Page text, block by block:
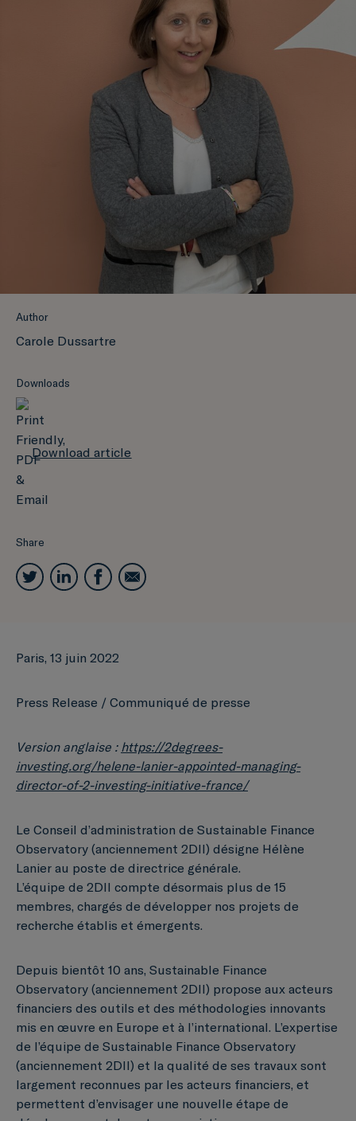
Author
Carole Dussartre
Downloads
Download article
Share
Paris, 13 juin 2022
Press Release / Communiqué de presse
Version anglaise : https://2degrees-
investing.org/helene-lanier-appointed-managing-
director-of-2-investing-initiative-france/
Le Conseil d’administration de Sustainable Finance
Observatory (anciennement 2DII) désigne Hélène
Lanier au poste de directrice générale.
L’équipe de 2DII compte désormais plus de 15
membres, chargés de développer nos projets de
recherche établis et émergents.
Depuis bientôt 10 ans, Sustainable Finance
Observatory (anciennement 2DII) propose aux acteurs
financiers des outils et des méthodologies innovants
mis en œuvre en Europe et à l’international. L’expertise
de l’équipe de Sustainable Finance Observatory
(anciennement 2DII) et la qualité de ses travaux sont
largement reconnues par les acteurs financiers, et
permettent d’envisager une nouvelle étape de